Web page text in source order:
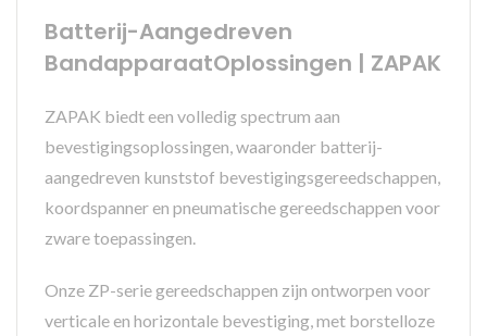
Batterij-Aangedreven
BandapparaatOplossingen | ZAPAK
ZAPAK biedt een volledig spectrum aan
bevestigingsoplossingen, waaronder batterij-
aangedreven kunststof bevestigingsgereedschappen,
koordspanner en pneumatische gereedschappen voor
zware toepassingen.
Onze ZP-serie gereedschappen zijn ontworpen voor
verticale en horizontale bevestiging, met borstelloze